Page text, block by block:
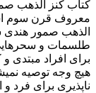
کتاب کنز الذهب
معروف قرن سوم
الذهب صمور
طلسمات و سحرهایی
برای افراد مبتدی
هیچ وجه توصیه
ناپذیری برای فرد